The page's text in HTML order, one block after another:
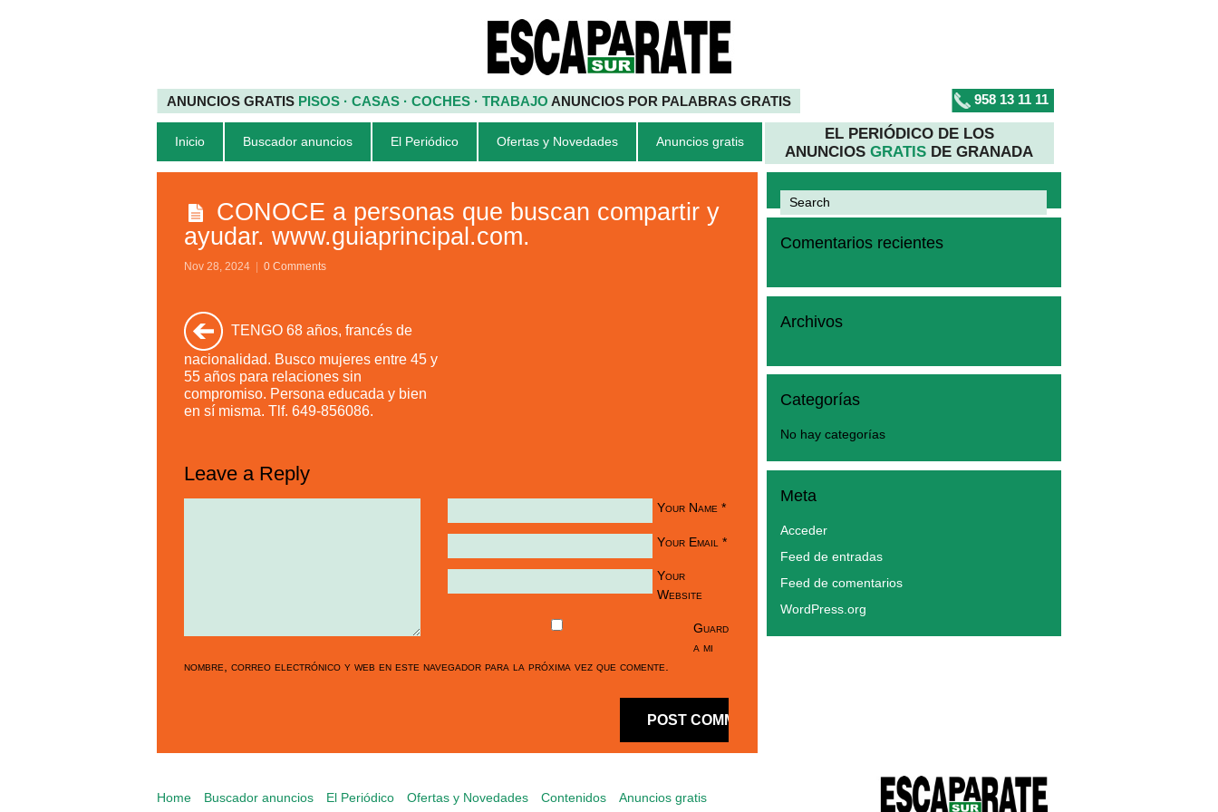
ANUNCIOS GRATIS PISOS · CASAS · COCHES · TRABAJO ANUNCIOS POR PALABRAS GRATIS 958 13 11 11
Inicio Buscador anuncios El Periódico Ofertas y Novedades Anuncios gratis
EL PERIÓDICO DE LOS
ANUNCIOSGRATIS DE GRANADA
CONOCE a personas que buscan compartir y
ayudar. www.guiaprincipal.com.
Nov 28, 2024 0 Comments
TENGO 68 años, francés de
nacionalidad. Busco mujeres entre 45 y
55 años para relaciones sin
compromiso. Persona educada y bien
en sí misma. Tlf. 649-856086.
Leave a Reply
Your Name *
Your Email *
Your
Website
Guard
a mi
nombre, correo electrónico y web en este navegador para la próxima vez que comente.
Comentarios recientes
Archivos
Categorías
No hay categorías
Meta
Acceder
Feed de entradas
Feed de comentarios
WordPress.org
Home Buscador anuncios El Periódico Ofertas y Novedades Contenidos Anuncios gratis